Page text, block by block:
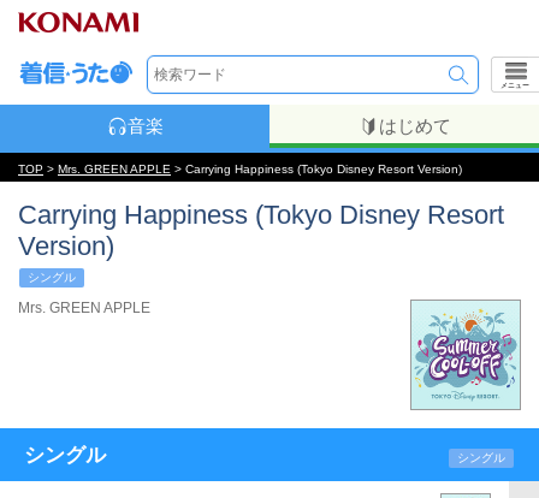
メニュー
音楽 はじめて
TOP > Mrs. GREEN APPLE > Carrying Happiness (Tokyo Disney Resort Version)
Carrying Happiness (Tokyo Disney Resort
Version)
シングル
Mrs. GREEN APPLE
シングル シングル